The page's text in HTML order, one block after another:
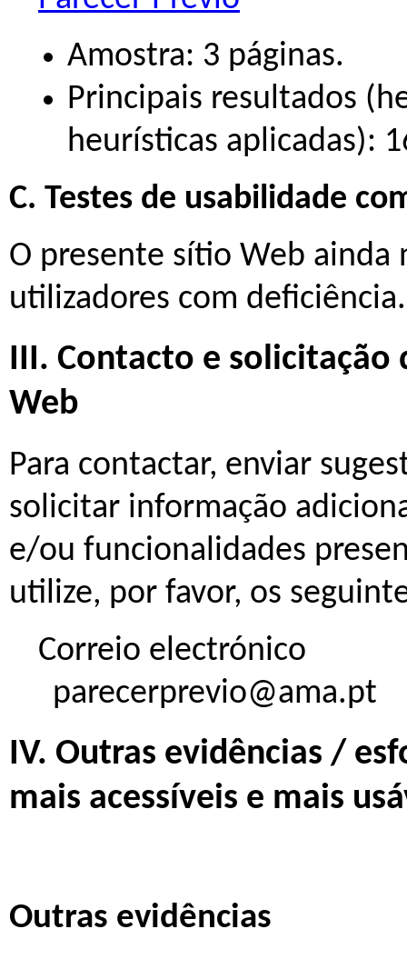
Amostra: 3 páginas.
Principais resultados
heurísticas aplicadas):
C. Testes de usabilidade
O presente sítio Web
utilizadores com deficiência.
III. Contacto e
Web
Para contactar, enviar
solicitar informação
e/ou funcionalidades
utilize, por favor, os
Correio electrónico
parecerprevio@ama.pt
IV. Outras evidências /
mais acessíveis e mais
Outras evidências